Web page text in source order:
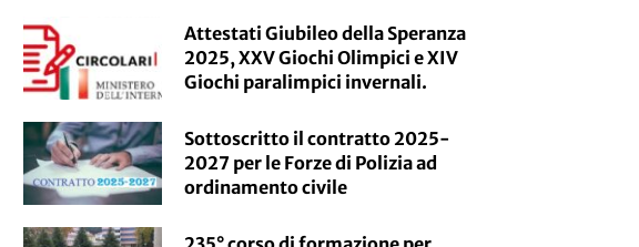
Attestati Giubileo della Speranza
2025, XXV Giochi Olimpici e XIV
Giochi paralimpici invernali.
Sottoscritto il contratto 2025-
2027 per le Forze di Polizia ad
ordinamento civile